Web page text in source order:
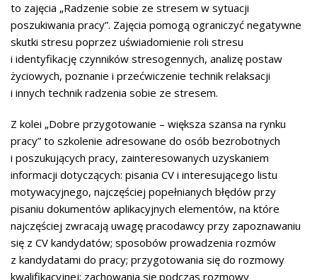
to zajęcia „Radzenie sobie ze stresem w sytuacji
poszukiwania pracy”. Zajęcia pomogą ograniczyć negatywne
skutki stresu poprzez uświadomienie roli stresu
i identyfikację czynników stresogennych, analizę postaw
życiowych, poznanie i przećwiczenie technik relaksacji
i innych technik radzenia sobie ze stresem.
Z kolei „Dobre przygotowanie – większa szansa na rynku
pracy” to szkolenie adresowane do osób bezrobotnych
i poszukujących pracy, zainteresowanych uzyskaniem
informacji dotyczących: pisania CV i interesującego listu
motywacyjnego, najczęściej popełnianych błędów przy
pisaniu dokumentów aplikacyjnych elementów, na które
najczęściej zwracają uwagę pracodawcy przy zapoznawaniu
się z CV kandydatów; sposobów prowadzenia rozmów
z kandydatami do pracy; przygotowania się do rozmowy
kwalifikacyjnej; zachowania się podczas rozmowy